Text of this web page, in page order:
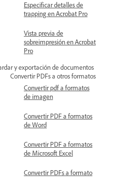
Especificar detalles de
trapping en Acrobat Pro
Vista previa de
sobreimpresión en Acrobat
Pro
y exportación de documentos
Convertir PDFs a otros formatos
Convertir pdf a formatos
de imagen
Convertir PDF a formatos
de Word
Convertir PDF a formatos
de Microsoft Excel
Convertir PDFs a formato